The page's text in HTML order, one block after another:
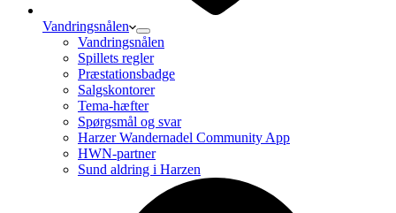
Vandringsnålen
Vandringsnålen
Spillets regler
Præstationsbadge
Salgskontorer
Tema-hæfter
Spørgsmål og svar
Harzer Wandernadel Community App
HWN-partner
Sund aldring i Harzen